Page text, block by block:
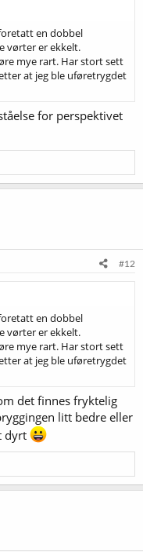
en dobbel
vørter er ekkelt.
mye rart. Har stort sett
at jeg ble uføretrygdet
for perspektivet
#12
en dobbel
vørter er ekkelt.
mye rart. Har stort sett
at jeg ble uføretrygdet
det finnes fryktelig
litt bedre eller
dyrt